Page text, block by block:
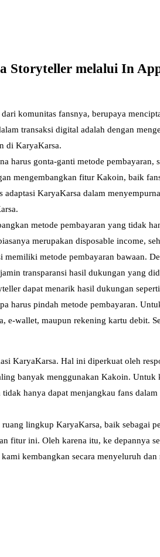
Storyteller melalui In
komunitas fansnya, berupaya
transaksi digital adalah dengan
di KaryaKarsa.
harus gonta-ganti metode
mengembangkan fitur Kakoin, baik
KaryaKarsa dalam
metode pembayaran yang tidak
merupakan disposable income,
metode pembayaran bawaan.
transparansi hasil dukungan yang
dapat menarik hasil dukungan
harus pindah metode pembayaran.
wallet, maupun rekening kartu debit.
KaryaKarsa. Hal ini diperkuat oleh
banyak menggunakan Kakoin.
hanya dapat menjangkau fans
lingkup KaryaKarsa, baik sebagai
fitur ini. Oleh karena itu, ke
kembangkan secara menyeluruh